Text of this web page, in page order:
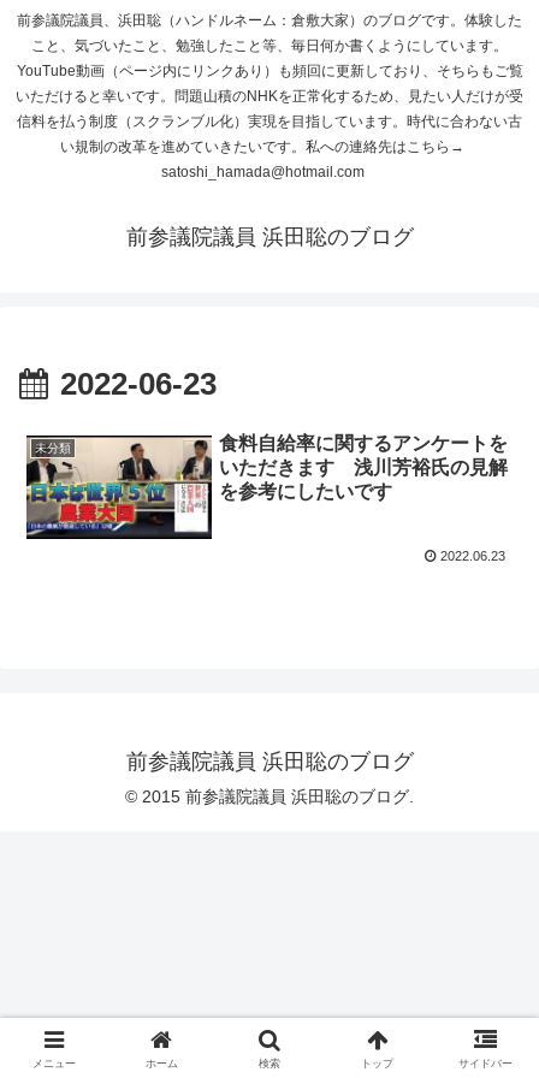
前参議院議員、浜田聡（ハンドルネーム：倉敷大家）のブログです。体験した
こと、気づいたこと、勉強したこと等、毎日何か書くようにしています。
YouTube動画（ページ内にリンクあり）も頻回に更新しており、そちらもご覧
いただけると幸いです。問題山積のNHKを正常化するため、見たい人だけが受
信料を払う制度（スクランブル化）実現を目指しています。時代に合わない古
い規制の改革を進めていきたいです。私への連絡先はこちら→
satoshi_hamada@hotmail.com
前参議院議員 浜田聡のブログ
2022-06-23
未分類
食料自給率に関するアンケートを
いただきます 浅川芳裕氏の見解
を参考にしたいです
2022.06.23
前参議院議員 浜田聡のブログ
© 2015 前参議院議員 浜田聡のブログ.
メニュー ホーム 検索 トップ サイドバー